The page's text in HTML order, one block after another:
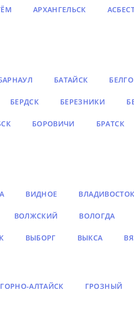
АРХАНГЕЛЬСК
БАТАЙСК
БЕРДСК БЕРЕЗНИКИ
БОРОВИЧИ БРАТСК
ВИДНОЕ ВЛАДИВОСТОК
ВОЛЖСКИЙ ВОЛОГДА
ВЫБОРГ ВЫКСА
ГОРНО-АЛТАЙСК ГРОЗНЫЙ